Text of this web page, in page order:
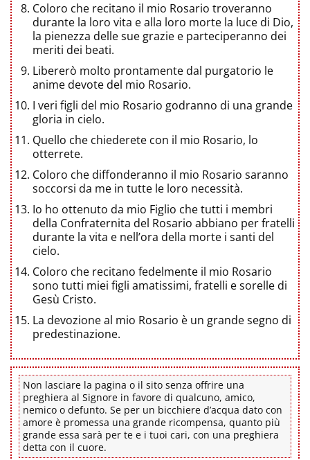
Coloro che recitano il mio Rosario troveranno
durante la loro vita e alla loro morte la luce di Dio,
la pienezza delle sue grazie e parteciperanno dei
meriti dei beati.
Libererò molto prontamente dal purgatorio le
anime devote del mio Rosario.
I veri figli del mio Rosario godranno di una grande
gloria in cielo.
Quello che chiederete con il mio Rosario, lo
otterrete.
Coloro che diffonderanno il mio Rosario saranno
soccorsi da me in tutte le loro necessità.
Io ho ottenuto da mio Figlio che tutti i membri
della Confraternita del Rosario abbiano per fratelli
durante la vita e nell’ora della morte i santi del
cielo.
Coloro che recitano fedelmente il mio Rosario
sono tutti miei figli amatissimi, fratelli e sorelle di
Gesù Cristo.
La devozione al mio Rosario è un grande segno di
predestinazione.
Non lasciare la pagina o il sito senza offrire una
preghiera al Signore in favore di qualcuno, amico,
nemico o defunto. Se per un bicchiere d’acqua dato con
amore è promessa una grande ricompensa, quanto più
grande essa sarà per te e i tuoi cari, con una preghiera
detta con il cuore.